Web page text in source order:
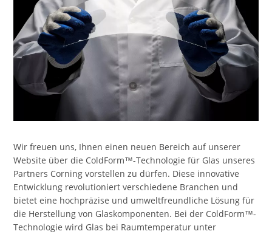
Wir freuen uns, Ihnen einen neuen Bereich auf unserer
Website über die ColdForm™-Technologie für Glas unseres
Partners Corning vorstellen zu dürfen. Diese innovative
Entwicklung revolutioniert verschiedene Branchen und
bietet eine hochpräzise und umweltfreundliche Lösung für
die Herstellung von Glaskomponenten. Bei der ColdForm™-
Technologie wird Glas bei Raumtemperatur unter